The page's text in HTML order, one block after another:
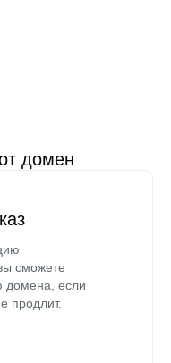
домен
сможете
домена, если
продлит.